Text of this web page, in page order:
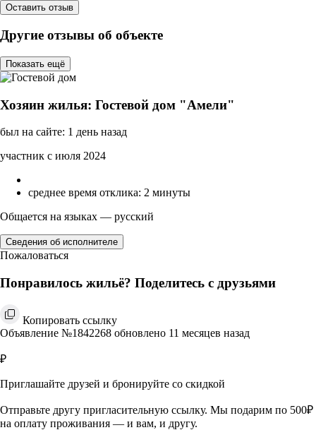
Оставить отзыв
Другие отзывы об объекте
Показать ещё
Хозяин жилья: Гостевой дом "Амели"
был на сайте: 1 день назад
участник с июля 2024
среднее время отклика: 2 минуты
Общается на языках — русский
Сведения об исполнителе
Пожаловаться
Понравилось жильё? Поделитесь с друзьями
Копировать ссылку
Объявление №1842268 обновлено 11 месяцев назад
₽
Приглашайте друзей и бронируйте со скидкой
Отправьте другу пригласительную ссылку. Мы подарим по 500₽
на оплату проживания — и вам, и другу.